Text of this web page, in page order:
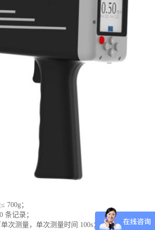
700g；
条记录；
次测量，单次测量时间 100s；也可连续测